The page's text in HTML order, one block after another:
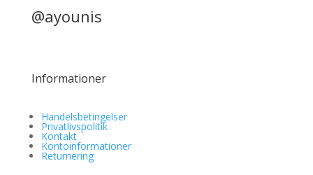
@ayounis
Informationer
Handelsbetingelser
Privatlivspolitik
Kontakt
Kontoinformationer
Returnering